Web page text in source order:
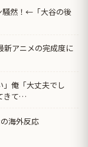
騒然！←「大谷の後
新アニメの完成度に
」俺「大丈夫でし
きて…
海外反応